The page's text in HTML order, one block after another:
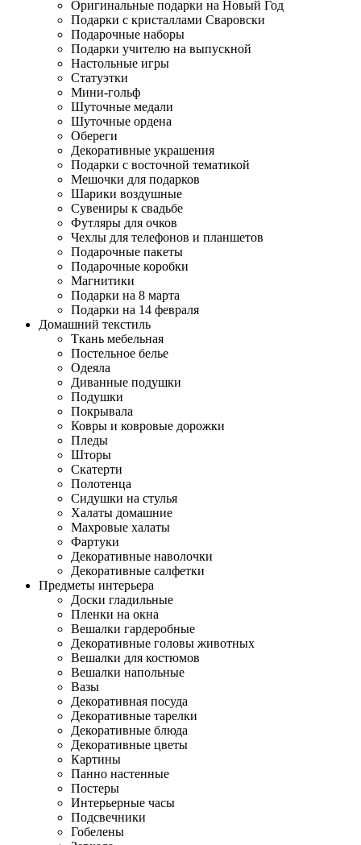
Оригинальные подарки на Новый Год
Подарки с кристаллами Сваровски
Подарочные наборы
Подарки учителю на выпускной
Настольные игры
Статуэтки
Мини-гольф
Шуточные медали
Шуточные ордена
Обереги
Декоративные украшения
Подарки с восточной тематикой
Мешочки для подарков
Шарики воздушные
Сувениры к свадьбе
Футляры для очков
Чехлы для телефонов и планшетов
Подарочные пакеты
Подарочные коробки
Магнитики
Подарки на 8 марта
Подарки на 14 февраля
Домашний текстиль
Ткань мебельная
Постельное белье
Одеяла
Диванные подушки
Подушки
Покрывала
Ковры и ковровые дорожки
Пледы
Шторы
Скатерти
Полотенца
Сидушки на стулья
Халаты домашние
Махровые халаты
Фартуки
Декоративные наволочки
Декоративные салфетки
Предметы интерьера
Доски гладильные
Пленки на окна
Вешалки гардеробные
Декоративные головы животных
Вешалки для костюмов
Вешалки напольные
Вазы
Декоративная посуда
Декоративные тарелки
Декоративные блюда
Декоративные цветы
Картины
Панно настенные
Постеры
Интерьерные часы
Подсвечники
Гобелены